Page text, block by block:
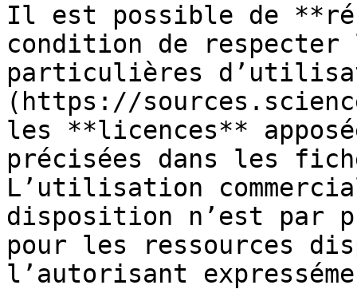
Il est possible de
condition de
particulières
(https://
les **licences**
précisées dans les
L’utilisation
disposition n’est par
pour les ressources
l’autorisant